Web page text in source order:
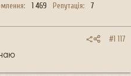
1 469 Репутація
7
#1 117